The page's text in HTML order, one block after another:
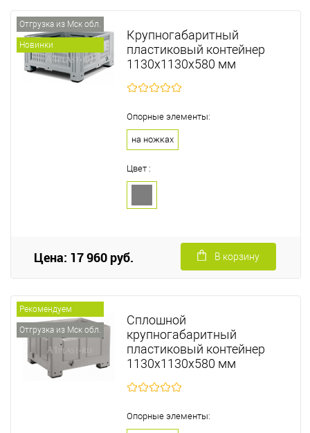
Отгрузка из Мск обл.
Новинки
Крупногабаритный
пластиковый контейнер
1130х1130х580 мм
Опорные элементы:
на ножках
Цвет :
Цена: 17 960 руб. В корзину
Рекомендуем
Отгрузка из Мск обл.
Сплошной
крупногабаритный
пластиковый контейнер
1130х1130х580 мм
Опорные элементы: